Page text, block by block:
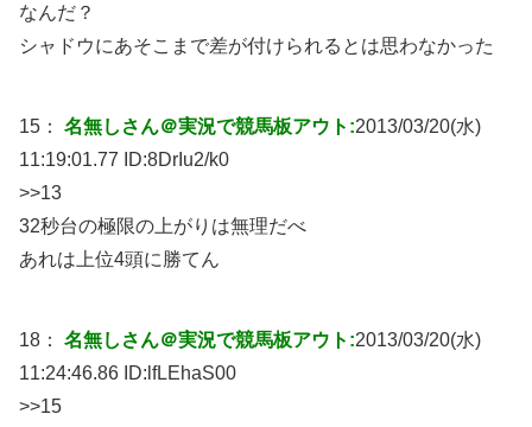
なんだ？
シャドウにあそこまで差が付けられるとは思わなかった
15： 名無しさん＠実況で競馬板アウト:2013/03/20(水)
11:19:01.77 ID:8DrIu2/k0
>>13
32秒台の極限の上がりは無理だべ
あれは上位4頭に勝てん
18： 名無しさん＠実況で競馬板アウト:2013/03/20(水)
11:24:46.86 ID: lfLEhaS00
>>15